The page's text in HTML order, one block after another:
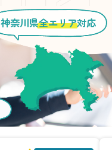
神奈川県全エリア対応